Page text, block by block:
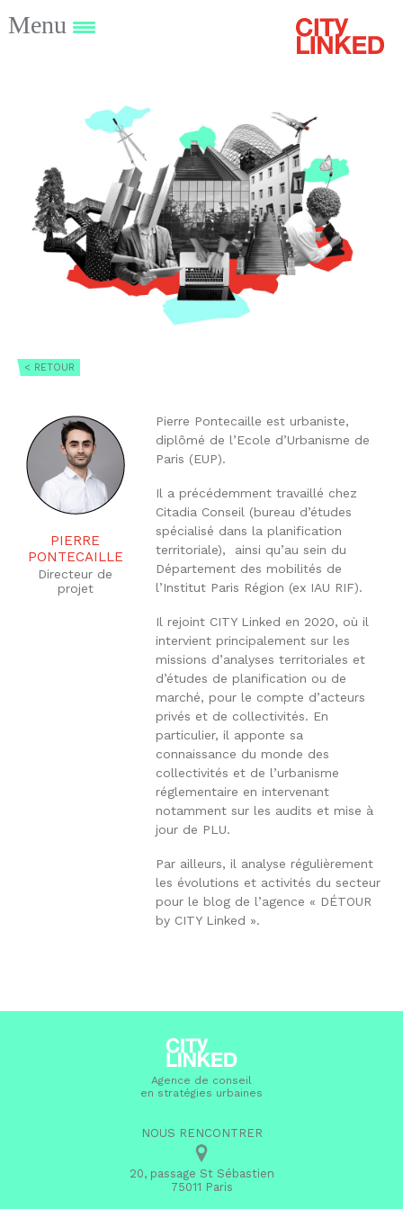
< RETOUR
PIERRE
PONTECAILLE
Directeur de
projet
Pierre Pontecaille est urbaniste,
diplômé de l’Ecole d’Urbanisme de
Paris (EUP).
Il a précédemment travaillé chez
Citadia Conseil (bureau d’études
spécialisé dans la planification
territoriale), ainsi qu’au sein du
Département des mobilités de
l’Institut Paris Région (ex IAU RIF).
Il rejoint CITY Linked en 2020, où il
intervient principalement sur les
missions d’analyses territoriales et
d’études de planification ou de
marché, pour le compte d’acteurs
privés et de collectivités. En
particulier, il apponte sa
connaissance du monde des
collectivités et de l’urbanisme
réglementaire en intervenant
notamment sur les audits et mise à
jour de PLU.
Par ailleurs, il analyse régulièrement
les évolutions et activités du secteur
pour le blog de l’agence « DÉTOUR
by CITY Linked ».
Agence de conseil
en stratégies urbaines
NOUS RENCONTRER
20, passage St Sébastien
75011 Paris
Menu